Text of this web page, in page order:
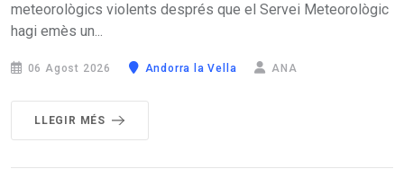
meteorològics violents després que el Servei Meteorològic
hagi emès un...
06 Agost 2026 Andorra la Vella ANA
LLEGIR MÉS